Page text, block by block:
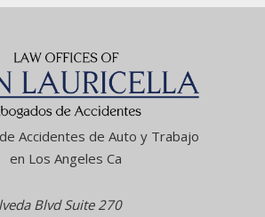
Accidentes de Auto y Trabajo
en Los Angeles Ca
Blvd Suite 270